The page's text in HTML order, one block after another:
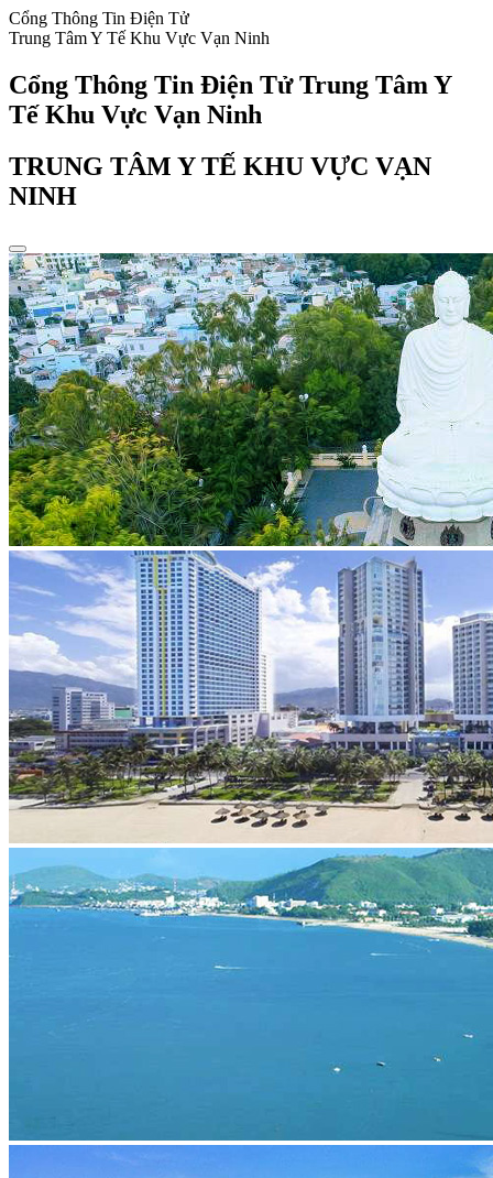
Cổng Thông Tin Điện Tử
Trung Tâm Y Tế Khu Vực Vạn Ninh
Cổng Thông Tin Điện Tử Trung Tâm Y
Tế Khu Vực Vạn Ninh
TRUNG TÂM Y TẾ KHU VỰC VẠN
NINH